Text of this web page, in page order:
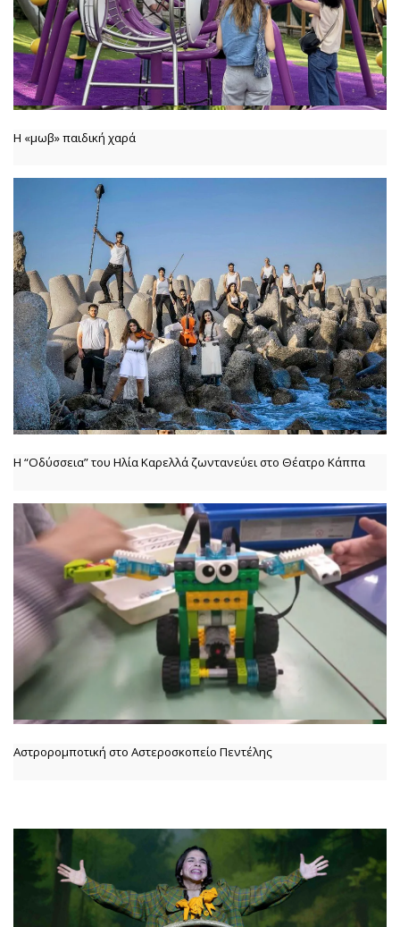
Η «μωβ» παιδική χαρά
Η “Οδύσσεια” του Ηλία Καρελλά ζωντανεύει στο Θέατρο Κάππα
Αστρορομποτική στο Αστεροσκοπείο Πεντέλης